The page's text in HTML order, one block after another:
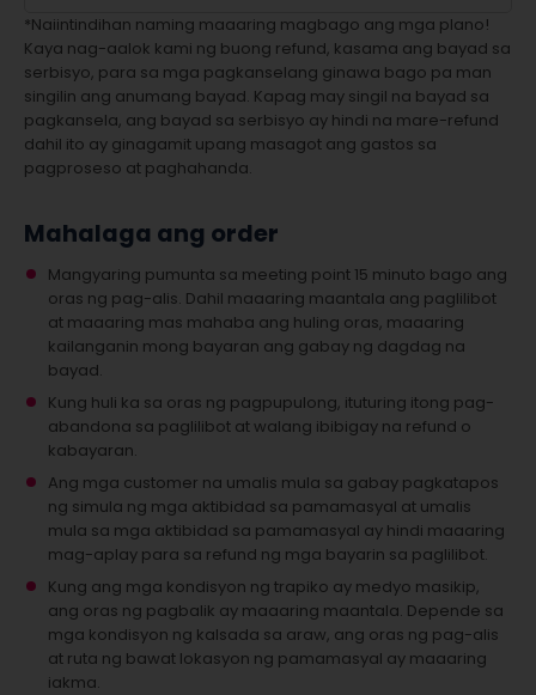
*Naiintindihan naming maaaring magbago ang mga plano!
Kaya nag-aalok kami ng buong refund, kasama ang bayad sa
serbisyo, para sa mga pagkanselang ginawa bago pa man
singilin ang anumang bayad. Kapag may singil na bayad sa
pagkansela, ang bayad sa serbisyo ay hindi na mare-refund
dahil ito ay ginagamit upang masagot ang gastos sa
pagproseso at paghahanda.
Mahalaga ang order
Mangyaring pumunta sa meeting point 15 minuto bago ang
oras ng pag-alis. Dahil maaaring maantala ang paglilibot
at maaaring mas mahaba ang huling oras, maaaring
kailanganin mong bayaran ang gabay ng dagdag na
bayad.
Kung huli ka sa oras ng pagpupulong, ituturing itong pag-
abandona sa paglilibot at walang ibibigay na refund o
kabayaran.
Ang mga customer na umalis mula sa gabay pagkatapos
ng simula ng mga aktibidad sa pamamasyal at umalis
mula sa mga aktibidad sa pamamasyal ay hindi maaaring
mag-aplay para sa refund ng mga bayarin sa paglilibot.
Kung ang mga kondisyon ng trapiko ay medyo masikip,
ang oras ng pagbalik ay maaaring maantala. Depende sa
mga kondisyon ng kalsada sa araw, ang oras ng pag-alis
at ruta ng bawat lokasyon ng pamamasyal ay maaaring
iakma.